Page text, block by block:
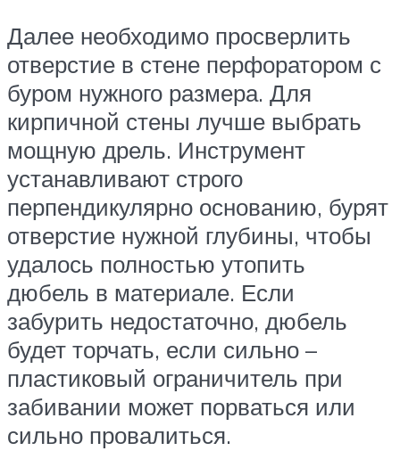
Далее необходимо просверлить
отверстие в стене перфоратором с
буром нужного размера. Для
кирпичной стены лучше выбрать
мощную дрель. Инструмент
устанавливают строго
перпендикулярно основанию, бурят
отверстие нужной глубины, чтобы
удалось полностью утопить
дюбель в материале. Если
забурить недостаточно, дюбель
будет торчать, если сильно –
пластиковый ограничитель при
забивании может порваться или
сильно провалиться.